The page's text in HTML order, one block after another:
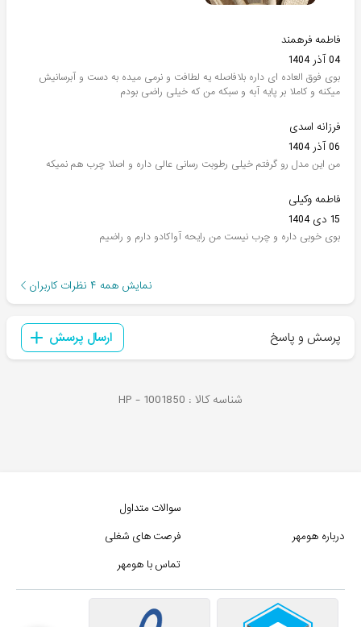
فاطمه فرهمند
04 آذر 1404
بوی فوق العاده ای داره بلافاصله یه لطافت و نرمی میده به دست و آبرسانیش
میکنه و کاملا بر پایه آبه و سبکه من که خیلی راضی بودم
فرزانه اسدی
06 آذر 1404
من این مدل رو گرفتم خیلی رطوبت رسانی عالی داره و اصلا چرب هم نمیکه
فاطمه وکیلی
15 دی 1404
بوی خوبی داره و چرب نیست من رایحه آواکادو دارم و راضیم
نمایش همه ۴ نظرات کاربران
پرسش و پاسخ ارسال پرسش
شناسه کالا : HP - 1001850
درباره هومهر
سوالات متداول
فرصت های شغلی
تماس با هومهر